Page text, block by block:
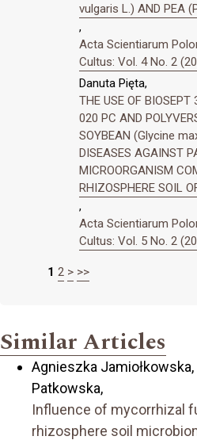
vulgaris L.) AND PEA
,
Acta Scientiarum
Cultus: Vol. 4 No. 2
Danuta Pięta,
THE USE OF BIOSEPT
020 PC AND
SOYBEAN (Glycine
DISEASES AGAINST
MICROORGANISM
RHIZOSPHERE SOIL
,
Acta Scientiarum
Cultus: Vol. 5 No. 2
1 2 > >>
Similar Articles
Agnieszka
Patkowska,
Influence of mycorrhizal
rhizosphere soil